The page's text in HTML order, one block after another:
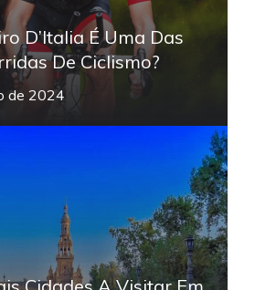
D’Italia É Uma Das
De Ciclismo?
de 2024